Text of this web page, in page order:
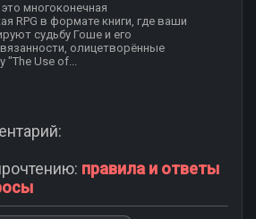
многоконечная
RPG в формате книги, где ваши
судьбу Гоше и его
олицетворённые
"The Use of...
правила и ответы